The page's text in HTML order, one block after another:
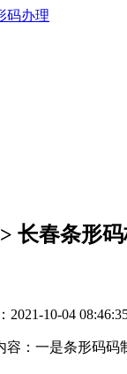
长春条形
10-04
容：一是条形码